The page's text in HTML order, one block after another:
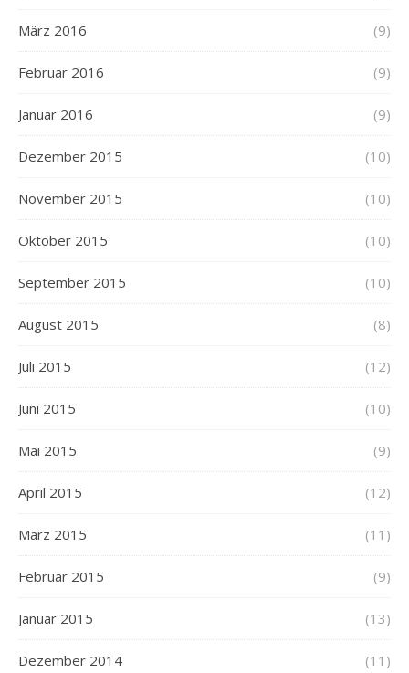
März 2016 (9)
Februar 2016 (9)
Januar 2016 (9)
Dezember 2015 (10)
November 2015 (10)
Oktober 2015 (10)
September 2015 (10)
August 2015 (8)
Juli 2015 (12)
Juni 2015 (10)
Mai 2015 (9)
April 2015 (12)
März 2015 (11)
Februar 2015 (9)
Januar 2015 (13)
Dezember 2014 (11)